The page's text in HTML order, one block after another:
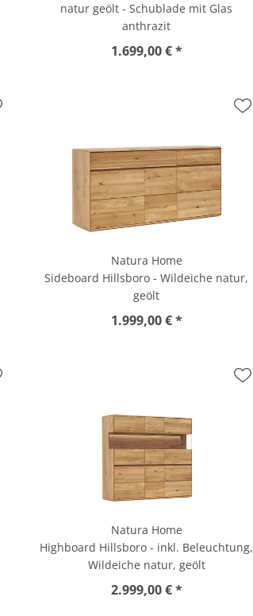
natur geölt - Schublade mit Glas
anthrazit
1.699,00 € *
Natura Home
Sideboard Hillsboro - Wildeiche natur,
geölt
1.999,00 € *
Natura Home
Highboard Hillsboro - inkl. Beleuchtung,
Wildeiche natur, geölt
2.999,00 € *